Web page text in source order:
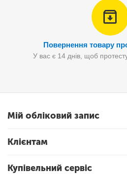
Повернення товару
У вас є 14 днів, щоб
Мій обліковий запис
Клієнтам
Купівельний сервіс